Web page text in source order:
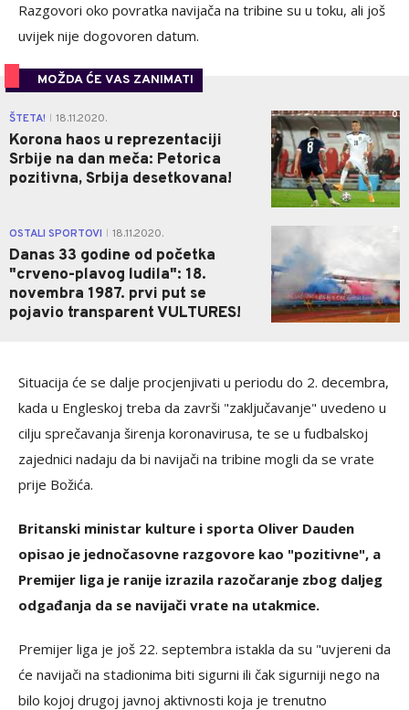
Razgovori oko povratka navijača na tribine su u toku, ali još
uvijek nije dogovoren datum.
MOŽDA ĆE VAS ZANIMATI
ŠTETA! 18.11.2020.
Korona haos u reprezentaciji
Srbije na dan meča: Petorica
pozitivna, Srbija desetkovana!
0
OSTALI SPORTOVI 18.11.2020.
Danas 33 godine od početka
"crveno-plavog ludila": 18.
novembra 1987. prvi put se
pojavio transparent VULTURES!
2
Situacija će se dalje procjenjivati ​​u periodu do 2. decembra,
kada u Engleskoj treba da završi "zaključavanje" uvedeno u
cilju sprečavanja širenja koronavirusa, te se u fudbalskoj
zajednici nadaju da bi navijači na tribine mogli da se vrate
prije Božića.
Britanski ministar kulture i sporta Oliver Dauden
opisao je jednočasovne razgovore kao "pozitivne", a
Premijer liga je ranije izrazila razočaranje zbog daljeg
odgađanja da se navijači vrate na utakmice.
Premijer liga je još 22. septembra istakla da su "uvjereni da
će navijači na stadionima biti sigurni ili čak sigurniji nego na
bilo kojoj drugoj javnoj aktivnosti koja je trenutno